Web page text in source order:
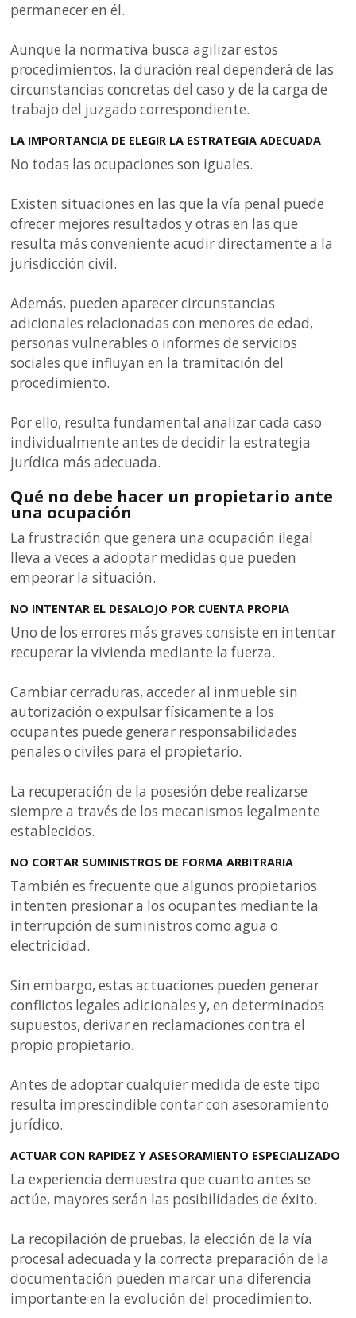
permanecer en él.
Aunque la normativa busca agilizar estos
procedimientos, la duración real dependerá de las
circunstancias concretas del caso y de la carga de
trabajo del juzgado correspondiente.
LA IMPORTANCIA DE ELEGIR LA ESTRATEGIA ADECUADA
No todas las ocupaciones son iguales.
Existen situaciones en las que la vía penal puede
ofrecer mejores resultados y otras en las que
resulta más conveniente acudir directamente a la
jurisdicción civil.
Además, pueden aparecer circunstancias
adicionales relacionadas con menores de edad,
personas vulnerables o informes de servicios
sociales que influyan en la tramitación del
procedimiento.
Por ello, resulta fundamental analizar cada caso
individualmente antes de decidir la estrategia
jurídica más adecuada.
Qué no debe hacer un propietario ante
una ocupación
La frustración que genera una ocupación ilegal
lleva a veces a adoptar medidas que pueden
empeorar la situación.
NO INTENTAR EL DESALOJO POR CUENTA PROPIA
Uno de los errores más graves consiste en intentar
recuperar la vivienda mediante la fuerza.
Cambiar cerraduras, acceder al inmueble sin
autorización o expulsar físicamente a los
ocupantes puede generar responsabilidades
penales o civiles para el propietario.
La recuperación de la posesión debe realizarse
siempre a través de los mecanismos legalmente
establecidos.
NO CORTAR SUMINISTROS DE FORMA ARBITRARIA
También es frecuente que algunos propietarios
intenten presionar a los ocupantes mediante la
interrupción de suministros como agua o
electricidad.
Sin embargo, estas actuaciones pueden generar
conflictos legales adicionales y, en determinados
supuestos, derivar en reclamaciones contra el
propio propietario.
Antes de adoptar cualquier medida de este tipo
resulta imprescindible contar con asesoramiento
jurídico.
ACTUAR CON RAPIDEZ Y ASESORAMIENTO ESPECIALIZADO
La experiencia demuestra que cuanto antes se
actúe, mayores serán las posibilidades de éxito.
La recopilación de pruebas, la elección de la vía
procesal adecuada y la correcta preparación de la
documentación pueden marcar una diferencia
importante en la evolución del procedimiento.